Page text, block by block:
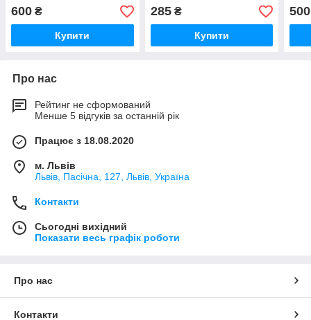
600 ₴
Купити
285₴
Купити
500
Про нас
Рейтинг не сформований
Менше 5 відгуків за останній рік
Працює з 18.08.2020
м. Львів
Львів, Пасічна, 127, Львів, Україна
Контакти
Сьогодні вихідний
Показати весь графік роботи
Про нас
Контакти